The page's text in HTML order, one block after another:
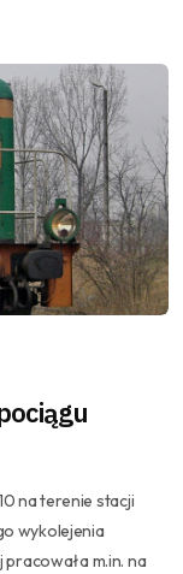
na terenie stacji
wykolejenia
m.in. na